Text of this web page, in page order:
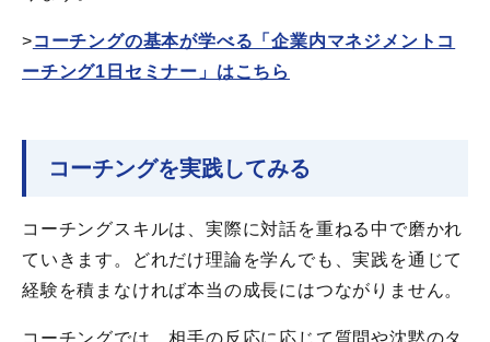
>コーチングの基本が学べる「企業内マネジメントコ
ーチング1日セミナー」はこちら
コーチングを実践してみる
コーチングスキルは、実際に対話を重ねる中で磨かれ
ていきます。どれだけ理論を学んでも、実践を通じて
経験を積まなければ本当の成長にはつながりません。